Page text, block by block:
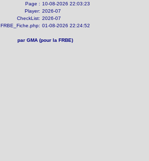
Page : 10-08-2026 22:03:23
Player: 2026-07
CheckList: 2026-07
FRBE_Fiche.php: 01-08-2026 22:24:52
par GMA (pour la FRBE)